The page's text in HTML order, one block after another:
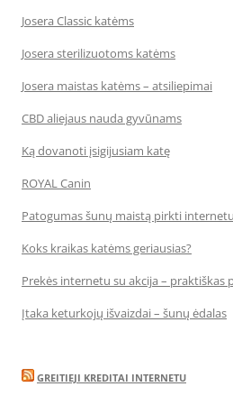
Josera Classic katėms
Josera sterilizuotoms katėms
Josera maistas katėms – atsiliepimai
CBD aliejaus nauda gyvūnams
Ką dovanoti įsigijusiam katę
ROYAL Canin
Patogumas šunų maistą pirkti internetu
Koks kraikas katėms geriausias?
Prekės internetu su akcija – praktiškas
Įtaka keturkojų išvaizdai – šunų ėdalas
GREITIEJI KREDITAI INTERNETU